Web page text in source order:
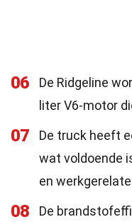
06
De Ridgeline
liter V6-motor
07
De truck heeft
wat voldoende
en
08
De